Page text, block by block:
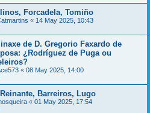
Forcadela, Tomiño
« 14 May 2025, 10:43
de D. Gregorio Faxardo de
¿Rodríguez de Puga ou
« 08 May 2025, 14:00
Barreiros, Lugo
« 01 May 2025, 17:54